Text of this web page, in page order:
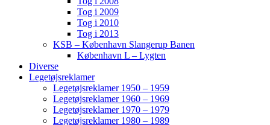
Tog i 2009
Tog i 2010
Tog i 2013
KSB – København Slangerup Banen
København L – Lygten
Diverse
Legetøjsreklamer
Legetøjsreklamer 1950 – 1959
Legetøjsreklamer 1960 – 1969
Legetøjsreklamer 1970 – 1979
Legetøjsreklamer 1980 – 1989